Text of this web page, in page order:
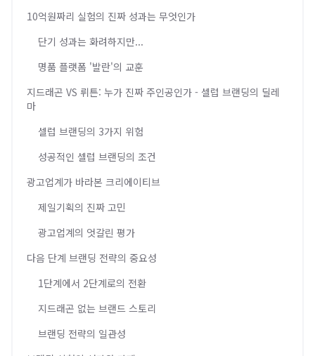
10억원짜리 실험의 진짜 성과는 무엇인가
단기 성과는 화려하지만...
명품 플랫폼 '발란'의 교훈
지드래곤 VS 뤼튼: 누가 진짜 주인공인가 - 셀럽 브랜딩의 딜레
마
셀럽 브랜딩의 3가지 위험
성공적인 셀럽 브랜딩의 조건
광고업계가 바라본 크리에이티브
제일기획의 진짜 고민
광고업계의 엇갈린 평가
다음 단계 브랜딩 전략의 중요성
1단계에서 2단계로의 전환
지드래곤 없는 브랜드 스토리
브랜딩 전략의 일관성